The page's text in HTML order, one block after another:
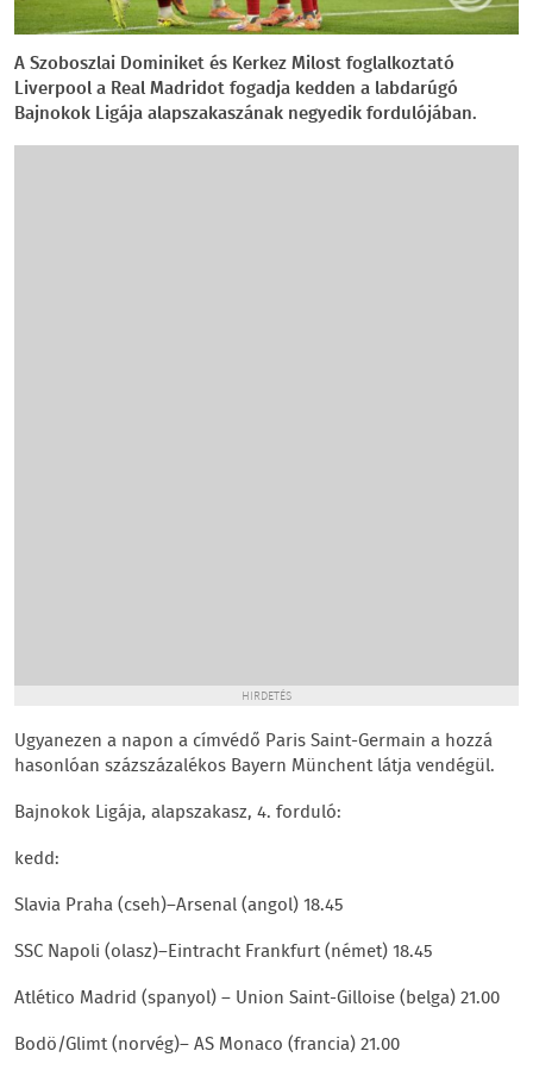
A Szoboszlai Dominiket és Kerkez Milost foglalkoztató
Liverpool a Real Madridot fogadja kedden a labdarúgó
Bajnokok Ligája alapszakaszának negyedik fordulójában.
HIRDETÉS
Ugyanezen a napon a címvédő Paris Saint-Germain a hozzá
hasonlóan százszázalékos Bayern Münchent látja vendégül.
Bajnokok Ligája, alapszakasz, 4. forduló:
kedd:
Slavia Praha (cseh)–Arsenal (angol) 18.45
SSC Napoli (olasz)–Eintracht Frankfurt (német) 18.45
Atlético Madrid (spanyol) – Union Saint-Gilloise (belga) 21.00
Bodö/Glimt (norvég)– AS Monaco (francia) 21.00